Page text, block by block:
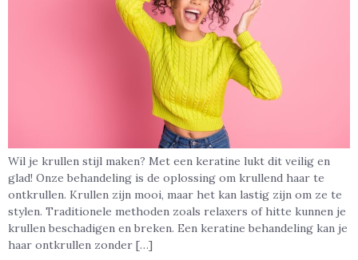
Wil je krullen stijl maken? Met een keratine lukt dit veilig en
glad! Onze behandeling is de oplossing om krullend haar te
ontkrullen. Krullen zijn mooi, maar het kan lastig zijn om ze te
stylen. Traditionele methoden zoals relaxers of hitte kunnen je
krullen beschadigen en breken. Een keratine behandeling kan je
haar ontkrullen zonder […]